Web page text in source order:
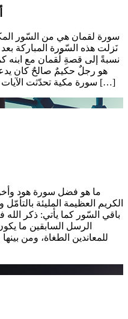
سورة لقمان هي من السّور
نَزلت هذه السّورة المباركة
نسبةً إلى قصةِ لُقمان مع ابنه
هو رجلٌ حكيمٌ صالحٌ كان يدعو
سورة مكية تحدّثت الآيات الأولى عن صفاتِ المؤمن في تقربه […]
ما هو فضل سورة هود
الكريم العظيمة المليئة
باقي السّور كما يأتي: ذكر
الرسل السابقين ما
للمعاندين الطغاة، ومن